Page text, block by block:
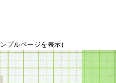
プルページを表示)